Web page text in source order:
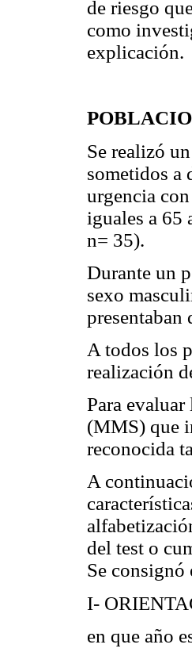
de riesgo
como
explicación.
Se realizó
sometidos a
urgencia
iguales a 65
n= 35).
Durante un
sexo
A todos los
realización
Para
(MMS) que
reconocida
A
del test o
Se consignó
I-
en que año